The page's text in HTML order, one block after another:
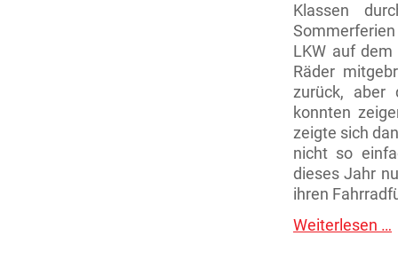
Klassen
LKW auf
Räder
zurück, aber
konnten
zeigte sich
nicht so
dieses Jahr
ihren
Weiterlesen …